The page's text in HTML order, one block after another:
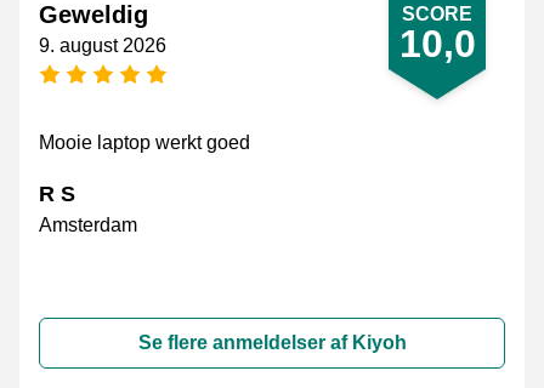
SCORE
10,0
Geweldig
9. august 2026
[_General:NumberOfStarsPluralFormat]
Mooie laptop werkt goed
R S
Amsterdam
Se flere anmeldelser af Kiyoh